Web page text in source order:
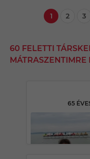
1 2 3
60 FELETTI
MÁTRASZENTIMRE
65